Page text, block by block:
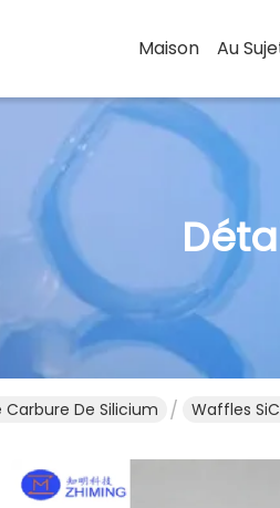
Maison
De Silicium Waffles